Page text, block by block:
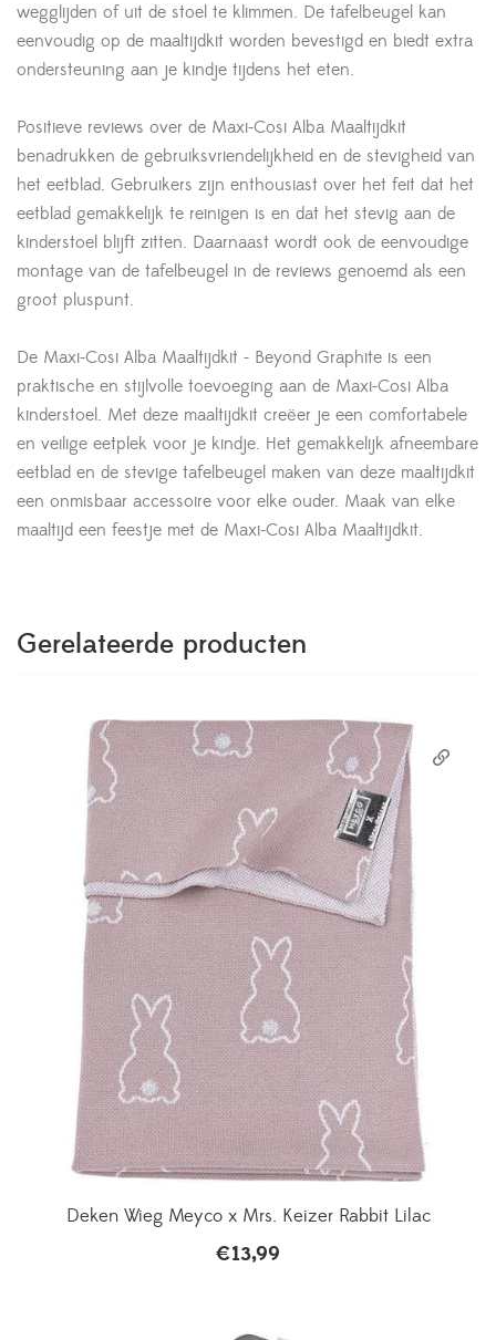
wegglijden of uit de stoel te klimmen. De tafelbeugel kan
eenvoudig op de maaltijdkit worden bevestigd en biedt extra
ondersteuning aan je kindje tijdens het eten.
Positieve reviews over de Maxi-Cosi Alba Maaltijdkit
benadrukken de gebruiksvriendelijkheid en de stevigheid van
het eetblad. Gebruikers zijn enthousiast over het feit dat het
eetblad gemakkelijk te reinigen is en dat het stevig aan de
kinderstoel blijft zitten. Daarnaast wordt ook de eenvoudige
montage van de tafelbeugel in de reviews genoemd als een
groot pluspunt.
De Maxi-Cosi Alba Maaltijdkit - Beyond Graphite is een
praktische en stijlvolle toevoeging aan de Maxi-Cosi Alba
kinderstoel. Met deze maaltijdkit creëer je een comfortabele
en veilige eetplek voor je kindje. Het gemakkelijk afneembare
eetblad en de stevige tafelbeugel maken van deze maaltijdkit
een onmisbaar accessoire voor elke ouder. Maak van elke
maaltijd een feestje met de Maxi-Cosi Alba Maaltijdkit.
Gerelateerde producten
Deken Wieg Meyco x Mrs. Keizer Rabbit Lilac
€13,99